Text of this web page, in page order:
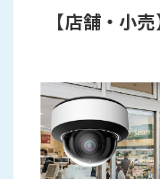
【店舗・小